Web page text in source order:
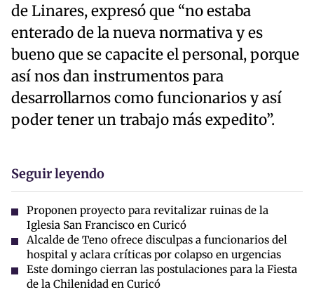
de Linares, expresó que “no estaba
enterado de la nueva normativa y es
bueno que se capacite el personal, porque
así nos dan instrumentos para
desarrollarnos como funcionarios y así
poder tener un trabajo más expedito”.
Seguir leyendo
Proponen proyecto para revitalizar ruinas de la
Iglesia San Francisco en Curicó
Alcalde de Teno ofrece disculpas a funcionarios del
hospital y aclara críticas por colapso en urgencias
Este domingo cierran las postulaciones para la Fiesta
de la Chilenidad en Curicó